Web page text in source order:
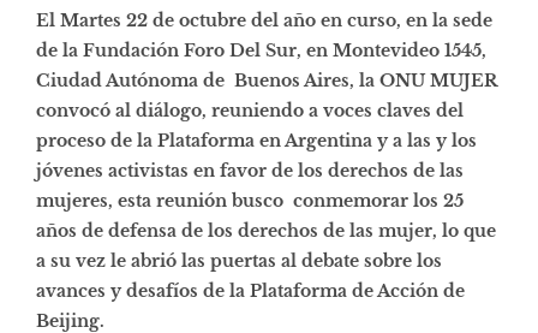
El Martes 22 de octubre del año en curso, en la sede
de la Fundación Foro Del Sur, en Montevideo 1545,
Ciudad Autónoma de Buenos Aires, la ONU MUJER
convocó al diálogo, reuniendo a voces claves del
proceso de la Plataforma en Argentina y a las y los
jóvenes activistas en favor de los derechos de las
mujeres, esta reunión busco conmemorar los 25
años de defensa de los derechos de las mujer, lo que
a su vez le abrió las puertas al debate sobre los
avances y desafíos de la Plataforma de Acción de
Beijing.